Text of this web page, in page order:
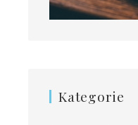
Kategorie